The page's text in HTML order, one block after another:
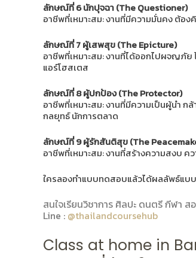
ลักษณ์ที่ 6 นักปุจฉา (The Questioner)
อาชีพที่เหมาะสม: งานที่มีความมั่นคง ต้อ
ลักษณ์ที่ 7 ผู้เสพสุข (The Epicture)
อาชีพที่เหมาะสม: งานที่ได้ออกไปผจญภัย
แอร์โฮสเตส
ลักษณ์ที่ 8 ผู้ปกป้อง (The Protector)
อาชีพที่เหมาะสม: งานที่มีความเป็นผู้นำ
กลยุทธ์ นักการตลาด
ลักษณ์ที่ 9 ผู้รักสันติสุข (The
อาชีพที่เหมาะสม: งานที่สร้างความสงบ
ใครลองทำแบบทดสอบแล้วได้ผลลัพธ์แบ
สนใจเรียนวิชาการ ศิลปะ ดนตรี กีฬา ส
Line : @thailandcoursehub
Class at home in